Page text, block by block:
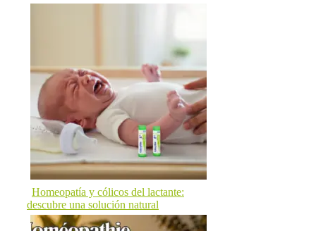
Homeopatía y cólicos del lactante:
descubre una solución natural